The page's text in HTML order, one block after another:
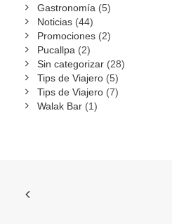
Gastronomía (5)
Noticias (44)
Promociones (2)
Pucallpa (2)
Sin categorizar (28)
Tips de Viajero (5)
Tips de Viajero (7)
Walak Bar (1)